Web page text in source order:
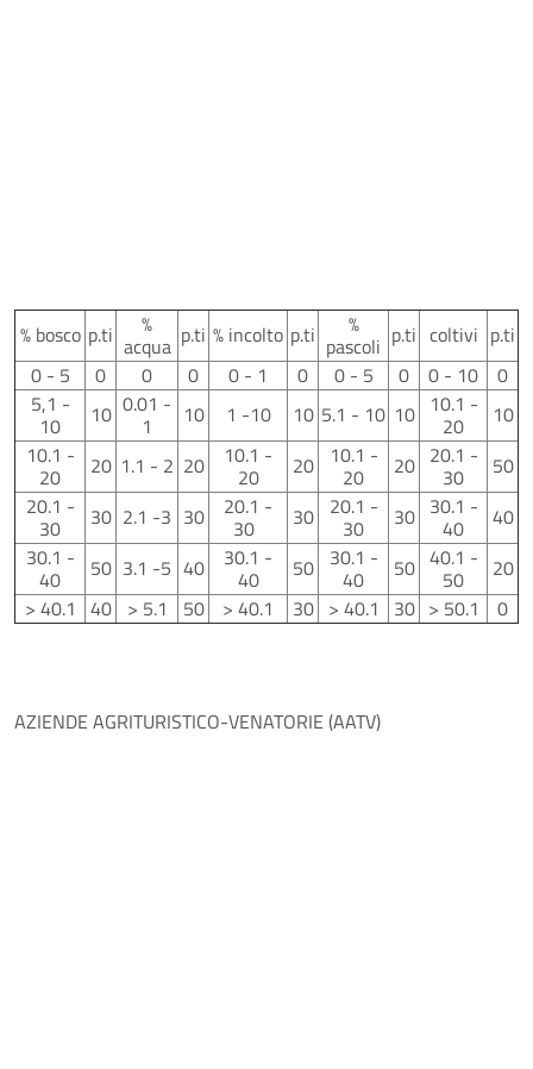
% bosco p.ti %
acqua p.ti % incolto p.ti %
pascoli p.ti coltivi p.ti
0 - 5
0 0 0 0 - 1 0 0 - 5 0 0 - 10
0
5,1 -
10 10 0.01 -
1 10 1 -10 10 5.1 - 10 10 10.1 -
20
10
10.1 -
20 20 1.1 - 2 20 10.1 -
20 20 10.1 -
20 20 20.1 -
30
50
20.1 -
30 30 2.1 -3 30 20.1 -
30 30 20.1 -
30 30 30.1 -
40
40
30.1 -
40 50 3.1 -5 40 30.1 -
40 50 30.1 -
40 50 40.1 -
50
20
> 40.1 40 > 5.1 50 > 40.1 30 > 40.1 30 > 50.1 0
AZIENDE AGRITURISTICO-VENATORIE (AATV)